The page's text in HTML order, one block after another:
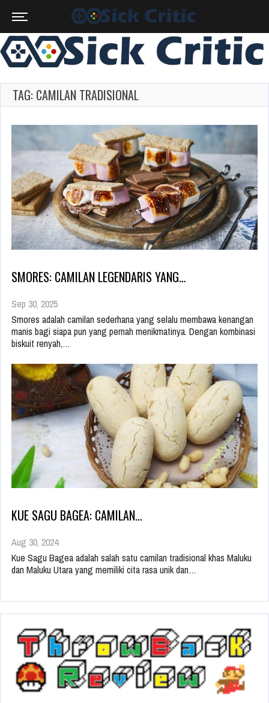
TAG: CAMILAN TRADISIONAL
SMORES: CAMILAN LEGENDARIS YANG…
Sep 30, 2025
Smores adalah camilan sederhana yang selalu membawa kenangan
manis bagi siapa pun yang pernah menikmatinya. Dengan kombinasi
biskuit renyah,…
KUE SAGU BAGEA: CAMILAN…
Aug 30, 2024
Kue Sagu Bagea adalah salah satu camilan tradisional khas Maluku
dan Maluku Utara yang memiliki cita rasa unik dan…